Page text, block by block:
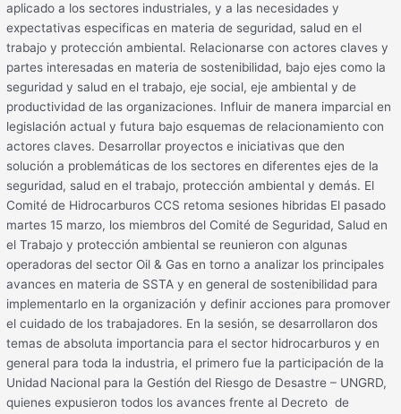
aplicado a los sectores industriales, y a las necesidades y
expectativas especificas en materia de seguridad, salud en el
trabajo y protección ambiental. Relacionarse con actores claves y
partes interesadas en materia de sostenibilidad, bajo ejes como la
seguridad y salud en el trabajo, eje social, eje ambiental y de
productividad de las organizaciones. Influir de manera imparcial en
legislación actual y futura bajo esquemas de relacionamiento con
actores claves. Desarrollar proyectos e iniciativas que den
solución a problemáticas de los sectores en diferentes ejes de la
seguridad, salud en el trabajo, protección ambiental y demás. El
Comité de Hidrocarburos CCS retoma sesiones hibridas El pasado
martes 15 marzo, los miembros del Comité de Seguridad, Salud en
el Trabajo y protección ambiental se reunieron con algunas
operadoras del sector Oil & Gas en torno a analizar los principales
avances en materia de SSTA y en general de sostenibilidad para
implementarlo en la organización y definir acciones para promover
el cuidado de los trabajadores. En la sesión, se desarrollaron dos
temas de absoluta importancia para el sector hidrocarburos y en
general para toda la industria, el primero fue la participación de la
Unidad Nacional para la Gestión del Riesgo de Desastre – UNGRD,
quienes expusieron todos los avances frente al Decreto de